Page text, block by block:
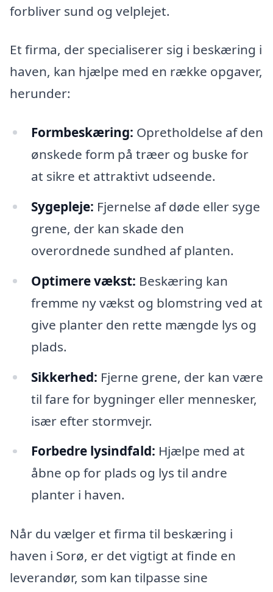
forbliver sund og velplejet.
Et firma, der specialiserer sig i beskæring i
haven, kan hjælpe med en række opgaver,
herunder:
Formbeskæring: Opretholdelse af den
ønskede form på træer og buske for
at sikre et attraktivt udseende.
Sygepleje: Fjernelse af døde eller syge
grene, der kan skade den
overordnede sundhed af planten.
Optimere vækst: Beskæring kan
fremme ny vækst og blomstring ved at
give planter den rette mængde lys og
plads.
Sikkerhed: Fjerne grene, der kan være
til fare for bygninger eller mennesker,
især efter stormvejr.
Forbedre lysindfald: Hjælpe med at
åbne op for plads og lys til andre
planter i haven.
Når du vælger et firma til beskæring i
haven i Sorø, er det vigtigt at finde en
leverandør, som kan tilpasse sine